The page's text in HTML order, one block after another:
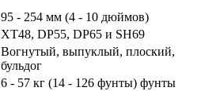
95 - 254 мм (4 - 10 дюймов)
XT48, DP55, DP65 и SH69
Вогнутый, выпуклый, плоский,
бульдог
6 - 57 кг (14 - 126 фунты) фунты